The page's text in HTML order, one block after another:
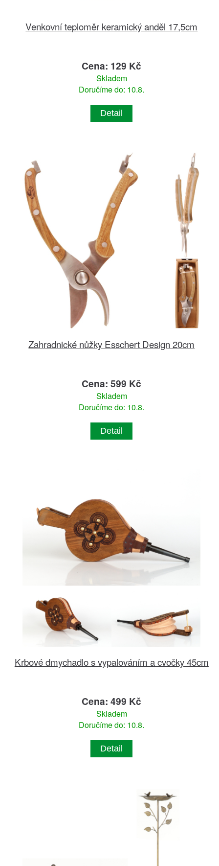
Venkovní teploměr keramický anděl 17,5cm
Cena: 129 Kč
Skladem
Doručíme do: 10.8.
Detail
Zahradnické nůžky Esschert Design 20cm
Cena: 599 Kč
Skladem
Doručíme do: 10.8.
Detail
Krbové dmychadlo s vypalováním a cvočky 45cm
Cena: 499 Kč
Skladem
Doručíme do: 10.8.
Detail